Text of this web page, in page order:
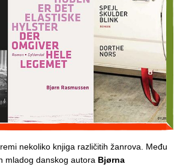
nekoliko knjiga različitih žanrova. Među
mladog danskog autora Bjørna